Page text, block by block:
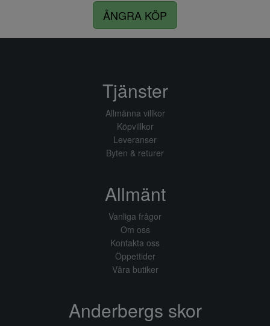
ÅNGRA KÖP
Tjänster
Allmänna villkor
Köpvillkor
Leveranser
Byten & returer
Allmänt
Vanliga frågor
Om oss
Kontakta oss
Öppettider
Våra butiker
Anderbergs skor